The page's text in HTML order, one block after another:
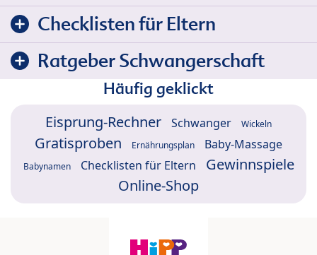
Checklisten für Eltern
Ratgeber Schwangerschaft
Häufig geklickt
Eisprung-Rechner Schwanger Wickeln
Gratisproben Ernährungsplan Baby-Massage
Babynamen Checklisten für Eltern
Gewinnspiele
Online-Shop